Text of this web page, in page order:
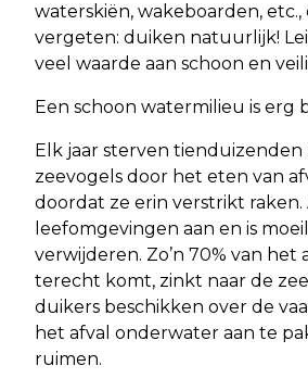
waterskiën, wakeboarden, etc.,
vergeten: duiken natuurlijk!
veel waarde aan schoon en
Een schoon watermilieu is erg
Elk jaar sterven tienduizenden
zeevogels door het eten van
doordat ze erin verstrikt raken.
leefomgevingen aan en is
verwijderen. Zo’n 70% van het
terecht komt, zinkt naar de
duikers beschikken over de
het afval onderwater aan te
ruimen.